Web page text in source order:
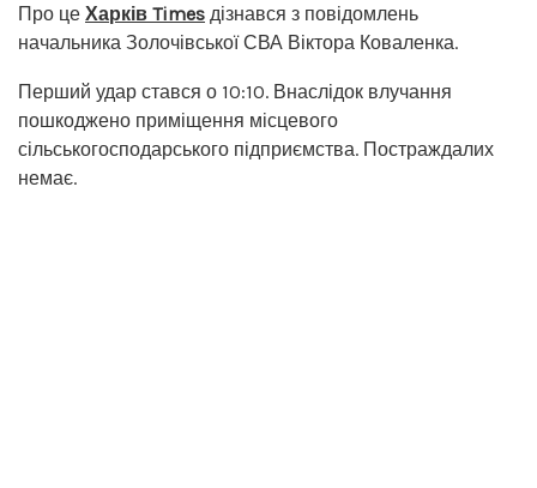
Про це Харків Times дізнався з повідомлень
начальника Золочівської СВА Віктора Коваленка.
Перший удар стався о 10:10. Внаслідок влучання
пошкоджено приміщення місцевого
сільськогосподарського підприємства. Постраждалих
немає.